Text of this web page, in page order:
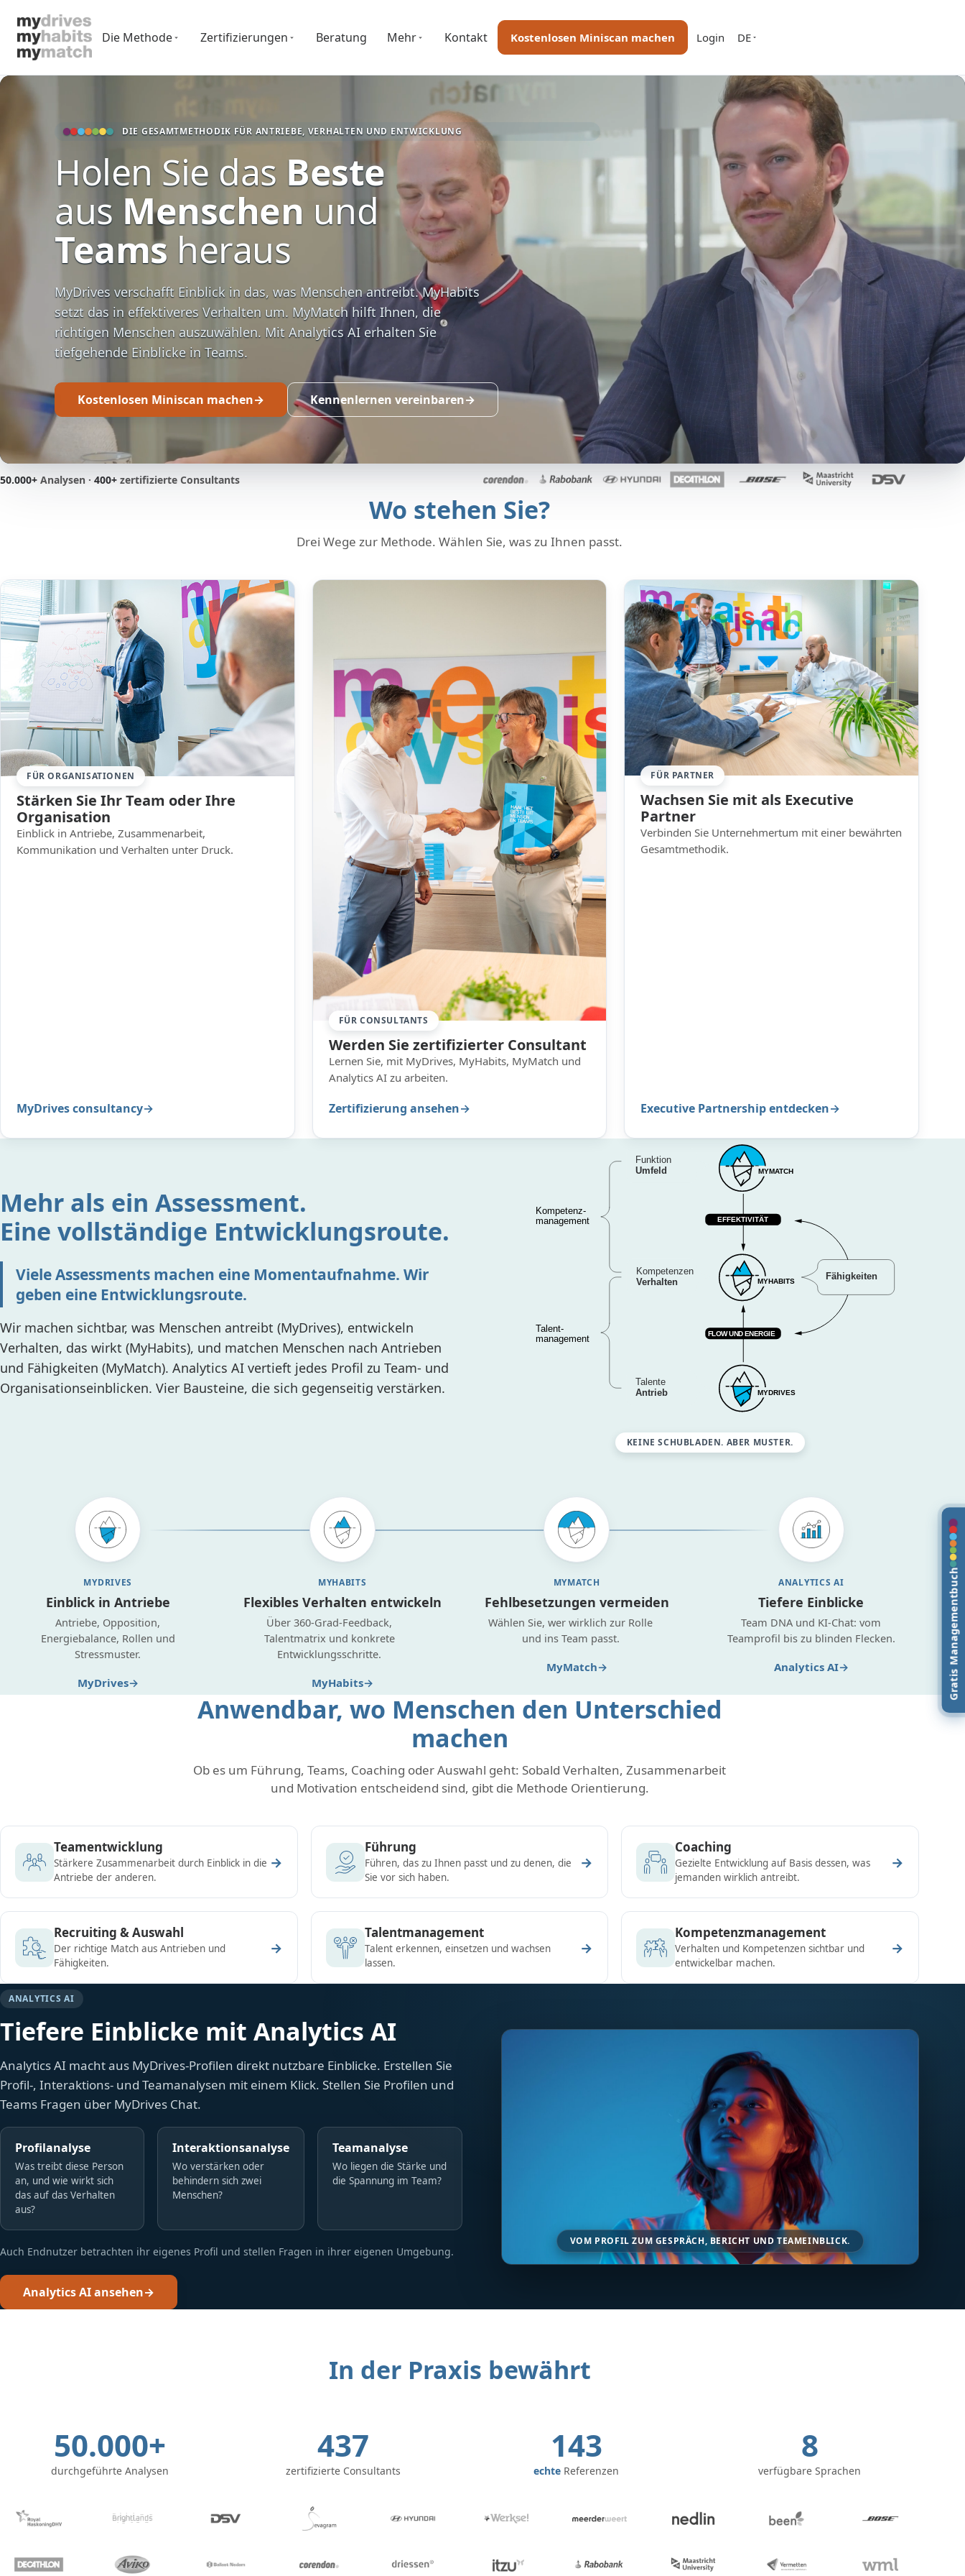
Die Methode Zertifizierungen Beratung Mehr Kontakt Kostenlosen Miniscan machen Login DE
DIE GESAMTMETHODIK FÜR ANTRIEBE, VERHALTEN UND ENTWICKLUNG
Holen Sie das Beste
aus Menschen und
Teams heraus
MyDrives verschafft Einblick in das, was Menschen antreibt. MyHabits
setzt das in effektiveres Verhalten um. MyMatch hilft Ihnen, die
richtigen Menschen auszuwählen. Mit Analytics AI erhalten Sie
tiefgehende Einblicke in Teams.
Kostenlosen Miniscan machen Kennenlernen vereinbaren
50.000+ Analysen · 400+ zertifizierte Consultants
Wo stehen Sie?
Drei Wege zur Methode. Wählen Sie, was zu Ihnen passt.
FÜR ORGANISATIONEN
Stärken Sie Ihr Team oder Ihre
Organisation
Einblick in Antriebe, Zusammenarbeit,
Kommunikation und Verhalten unter Druck.
MyDrives consultancy
FÜR CONSULTANTS
Werden Sie zertifizierter Consultant
Lernen Sie, mit MyDrives, MyHabits, MyMatch und
Analytics AI zu arbeiten.
Zertifizierung ansehen
FÜR PARTNER
Wachsen Sie mit als Executive
Partner
Verbinden Sie Unternehmertum mit einer bewährten
Gesamtmethodik.
Executive Partnership entdecken
Mehr als ein Assessment.
Eine vollständige Entwicklungsroute.
Viele Assessments machen eine Momentaufnahme. Wir
geben eine Entwicklungsroute.
Wir machen sichtbar, was Menschen antreibt (MyDrives), entwickeln
Verhalten, das wirkt (MyHabits), und matchen Menschen nach Antrieben
und Fähigkeiten (MyMatch). Analytics AI vertieft jedes Profil zu Team- und
Organisationseinblicken. Vier Bausteine, die sich gegenseitig verstärken.
KEINE SCHUBLADEN. ABER MUSTER.
MYDRIVES
Einblick in Antriebe
Antriebe, Opposition,
Energiebalance, Rollen und
Stressmuster.
MyDrives
MYHABITS
Flexibles Verhalten entwickeln
Über 360-Grad-Feedback,
Talentmatrix und konkrete
Entwicklungsschritte.
MyHabits
MYMATCH
Fehlbesetzungen vermeiden
Wählen Sie, wer wirklich zur Rolle
und ins Team passt.
MyMatch
ANALYTICS AI
Tiefere Einblicke
Team DNA und KI-Chat: vom
Teamprofil bis zu blinden Flecken.
Analytics AI
Anwendbar, wo Menschen den Unterschied
machen
Ob es um Führung, Teams, Coaching oder Auswahl geht: Sobald Verhalten, Zusammenarbeit
und Motivation entscheidend sind, gibt die Methode Orientierung.
Teamentwicklung
Stärkere Zusammenarbeit durch Einblick in die
Antriebe der anderen.
→
Führung
Führen, das zu Ihnen passt und zu denen, die
Sie vor sich haben.
→
Coaching
Gezielte Entwicklung auf Basis dessen, was
jemanden wirklich antreibt.
→
Recruiting & Auswahl
Der richtige Match aus Antrieben und
Fähigkeiten.
→
Talentmanagement
Talent erkennen, einsetzen und wachsen
lassen.
→
Kompetenzmanagement
Verhalten und Kompetenzen sichtbar und
entwickelbar machen.
→
ANALYTICS AI
Tiefere Einblicke mit Analytics AI
Analytics AI macht aus MyDrives-Profilen direkt nutzbare Einblicke. Erstellen Sie
Profil-, Interaktions- und Teamanalysen mit einem Klick. Stellen Sie Profilen und
Teams Fragen über MyDrives Chat.
Profilanalyse
Was treibt diese Person
an, und wie wirkt sich
das auf das Verhalten
aus?
Interaktionsanalyse
Wo verstärken oder
behindern sich zwei
Menschen?
Teamanalyse
Wo liegen die Stärke und
die Spannung im Team?
Auch Endnutzer betrachten ihr eigenes Profil und stellen Fragen in ihrer eigenen Umgebung.
Analytics AI ansehen
VOM PROFIL ZUM GESPRÄCH, BERICHT UND TEAMEINBLICK.
In der Praxis bewährt
50.000+
durchgeführte Analysen
437
zertifizierte Consultants
143
echte Referenzen
8
verfügbare Sprachen
Gratis Managementbuch